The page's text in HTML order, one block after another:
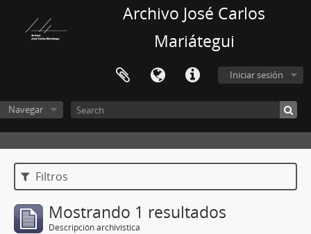
Archivo José Carlos
Mariátegui
Iniciar sesión
Navegar
Filtros
Mostrando 1 resultados
Descripción archivística